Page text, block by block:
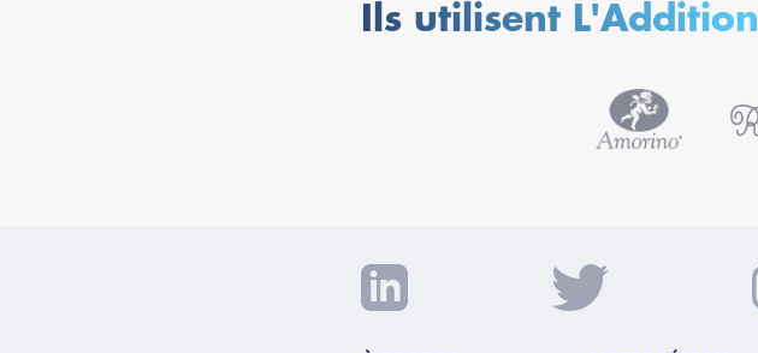
Ils utilisent L'Addition